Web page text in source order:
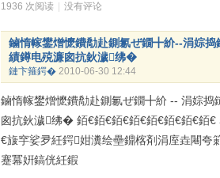
1936 次阅读 没有评论
鏀惰幏鐢熷懡鐨勪赴鍘氱ぜ鐗╋紒--涓婃捣
績鐏电殑濂囪抗鈥濊绋�
鏈卞箍鍔� 2010-06-30 12:44
鏀惰幏鐢熷懡鐨勪赴鍘氱ぜ鐗╋紒 -- 涓婃捣
囪抗鈥濊绋� 銆€銆€銆€銆€銆€銆€銆€銆
€旇穻娑夛紝鍔姏瀵绘壘鐤楁剤涓庢垚闀
蹇冪姸鎬侊紝鍜